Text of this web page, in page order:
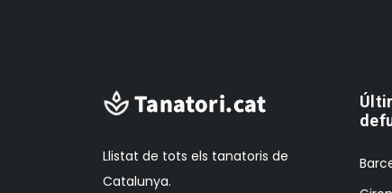
Llistat de tots els tanatoris de
Catalunya.